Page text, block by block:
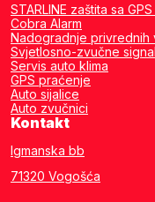
STARLINE zaštita sa
Cobra Alarm
Nadogradnje privrednih
Svjetlosno-zvučne
Servis auto klima
GPS praćenje
Auto sijalice
Auto zvučnici
Kontakt
Igmanska bb
71320 Vogošća